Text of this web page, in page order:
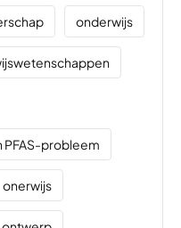
onderwijs
PFAS-probleem
onerwijs